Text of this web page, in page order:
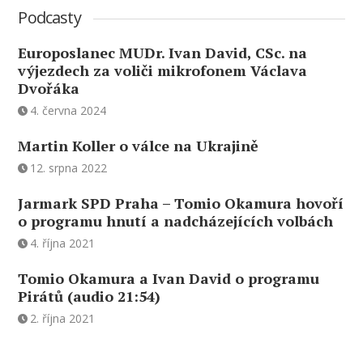
Podcasty
Europoslanec MUDr. Ivan David, CSc. na
výjezdech za voliči mikrofonem Václava
Dvořáka
4. června 2024
Martin Koller o válce na Ukrajině
12. srpna 2022
Jarmark SPD Praha – Tomio Okamura hovoří
o programu hnutí a nadcházejících volbách
4. října 2021
Tomio Okamura a Ivan David o programu
Pirátů (audio 21:54)
2. října 2021